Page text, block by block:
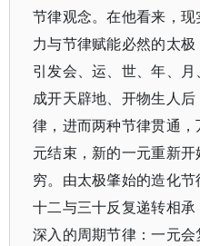
节律观念。在他看来，
力与节律赋能必然的太
引发会、运、世、年、
成开天辟地、开物生人
律，进而两种节律贯通
元结束，新的一元重新
穷。由太极肇始的造化节
十二与三十反复递转相
深入的周期节律：一元